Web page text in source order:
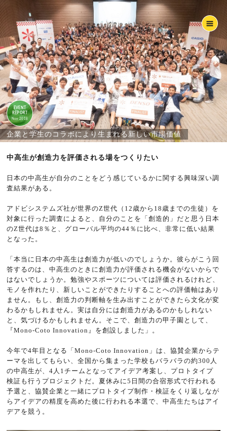
EVENT
REPORT
Nov 2018
企業と学生のコラボにより生まれる新しい市場価値
中高生が創造力を評価される場をつくりたい
日本の中高生が自分のことをどう感じているかに関する興味深い調
査結果がある。
アドビシステムズ社が世界のZ世代（12歳から18歳までの生徒）を
対象に行った調査によると、自分のことを「創造的」だと思う日本
のZ世代は8％と、グローバル平均の44％に比べ、非常に低い結果
となった。
「本当に日本の中高生は創造力が低いのでしょうか。彼らがこう回
答するのは、中高生のときに創造力が評価される機会がないからで
はないでしょうか。勉強やスポーツについては評価されるけれど、
モノを作れたり、新しいことができたりすることへの評価軸はあり
ません。もし、創造力の判断軸を生み出すことができたら文化が変
わるかもしれません。実は自分には創造力があるのかもしれない
と、気づけるかもしれません。そこで、創造力の甲子園として、
『Mono-Coto Innovation』を創設しました」。
今年で4年目となる「Mono-Coto Innovation」は、協賛企業からテ
ーマを出してもらい、全国から集まった学校もバラバラの約300人
の中高生が、4人1チームとなってアイデア考案し、プロトタイプ
検証も行うプロジェクトだ。夏休みに5日間の合宿形式で行われる
予選と、協賛企業と一緒にプロトタイプ制作・検証をくり返しなが
らアイデアの精度を高めた後に行われる本選で、中高生たちはアイ
デアを競う。